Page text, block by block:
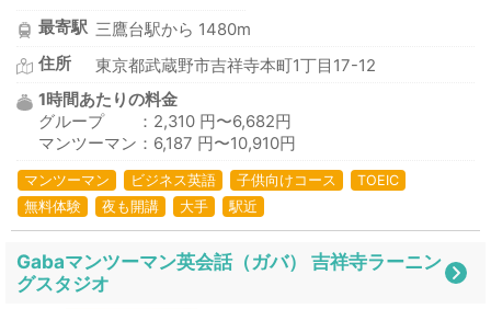
最寄駅 三鷹台駅から 1480m
住所
東京都武蔵野市吉祥寺本町1丁目17-12
1時間あたりの料金
グループ ：2,310 円〜6,682円
マンツーマン：6,187 円〜10,910円
マンツーマン ビジネス英語 子供向けコース
TOEIC
無料体験
夜も開講 大手 駅近
Gabaマンツーマン英会話（ガバ） 吉祥寺ラーニン
グスタジオ